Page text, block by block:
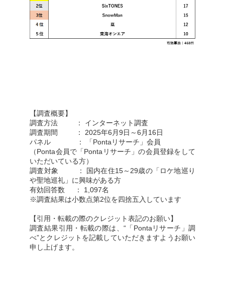
【調査概要】
調査方法 ： インターネット調査
調査期間 ： 2025年6月9日～6月16日
パネル ： 「Pontaリサーチ」会員
（Ponta会員で「Pontaリサーチ」の会員登録をして
いただいている方）
調査対象 ： 国内在住15～29歳の「ロケ地巡り
や聖地巡礼」に興味がある方
有効回答数 ： 1,097名
※調査結果は小数点第2位を四捨五入しています
【引用・転載の際のクレジット表記のお願い】
調査結果引用・転載の際は、“「Pontaリサーチ」調
べ”とクレジットを記載していただきますようお願い
申し上げます。